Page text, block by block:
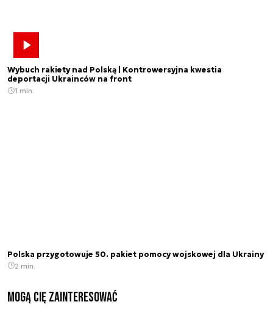
Wybuch rakiety nad Polską | Kontrowersyjna kwestia
deportacji Ukrainców na front
1 min.
Polska przygotowuje 50. pakiet pomocy wojskowej dla Ukrainy
2 min.
Mogą Cię zainteresować